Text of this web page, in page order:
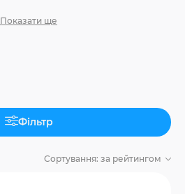
Показати ще
Фільтр
Сортування: за рейтингом